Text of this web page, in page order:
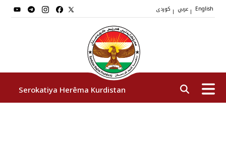
| | English
Serokatiya Herêma Kurdistan